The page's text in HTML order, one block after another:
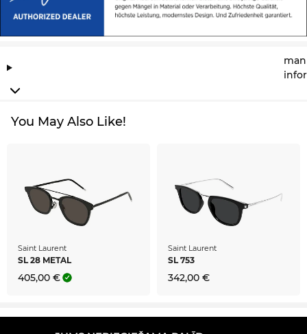
You May Also Like!
Saint Laurent
SL 28 METAL
405,00 €
Saint Laurent
SL 753
342,00 €